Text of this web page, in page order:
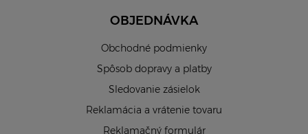
OBJEDNÁVKA
Obchodné podmienky
Spôsob dopravy a platby
Sledovanie zásielok
Reklamácia a vrátenie tovaru
Reklamačný formulár